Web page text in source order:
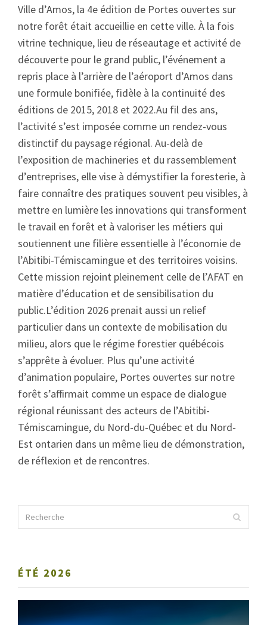
Ville d’Amos, la 4e édition de Portes ouvertes sur
notre forêt était accueillie en cette ville. À la fois
vitrine technique, lieu de réseautage et activité de
découverte pour le grand public, l’événement a
repris place à l’arrière de l’aéroport d’Amos dans
une formule bonifiée, fidèle à la continuité des
éditions de 2015, 2018 et 2022.Au fil des ans,
l’activité s’est imposée comme un rendez-vous
distinctif du paysage régional. Au-delà de
l’exposition de machineries et du rassemblement
d’entreprises, elle vise à démystifier la foresterie, à
faire connaître des pratiques souvent peu visibles, à
mettre en lumière les innovations qui transforment
le travail en forêt et à valoriser les métiers qui
soutiennent une filière essentielle à l’économie de
l’Abitibi-Témiscamingue et des territoires voisins.
Cette mission rejoint pleinement celle de l’AFAT en
matière d’éducation et de sensibilisation du
public.L’édition 2026 prenait aussi un relief
particulier dans un contexte de mobilisation du
milieu, alors que le régime forestier québécois
s’apprête à évoluer. Plus qu’une activité
d’animation populaire, Portes ouvertes sur notre
forêt s’affirmait comme un espace de dialogue
régional réunissant des acteurs de l’Abitibi-
Témiscamingue, du Nord-du-Québec et du Nord-
Est ontarien dans un même lieu de démonstration,
de réflexion et de rencontres.
ÉTÉ 2026